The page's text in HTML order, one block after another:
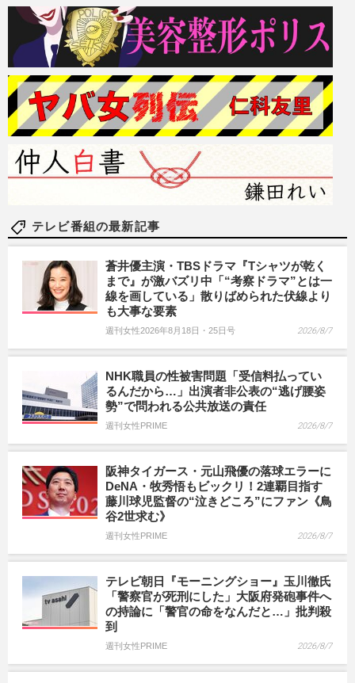
テレビ番組の最新記事
蒼井優主演・TBSドラマ『Tシャツが乾く
まで』が激バズリ中「“考察ドラマ”とは一
線を画している」散りばめられた伏線より
も大事な要素
週刊女性2026年8月18日・25日号 2026/8/7
NHK職員の性被害問題「受信料払ってい
るんだから…」出演者非公表の“逃げ腰姿
勢”で問われる公共放送の責任
週刊女性PRIME 2026/8/7
阪神タイガース・元山飛優の落球エラーに
DeNA・牧秀悟もビックリ！2連覇目指す
藤川球児監督の“泣きどころ”にファン《鳥
谷2世求む》
週刊女性PRIME 2026/8/7
テレビ朝日『モーニングショー』玉川徹氏
「警察官が死刑にした」大阪府発砲事件へ
の持論に「警官の命をなんだと…」批判殺
到
週刊女性PRIME 2026/8/7